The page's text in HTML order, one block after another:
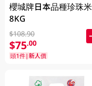
櫻城牌日本品種珍珠米
8KG
$108.90
$75.00
頭1件|新人價